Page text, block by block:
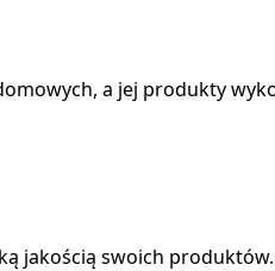
a jej produkty
swoich